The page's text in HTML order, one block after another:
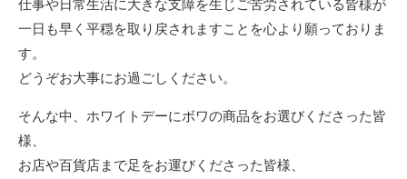
仕事や日常生活に大きな支障を生じご苦労されている皆様が
一日も早く平穏を取り戻されますことを心より願っておりま
す。
どうぞお大事にお過ごしください。
そんな中、ホワイトデーにボワの商品をお選びくださった皆
様、
お店や百貨店まで足をお運びくださった皆様、